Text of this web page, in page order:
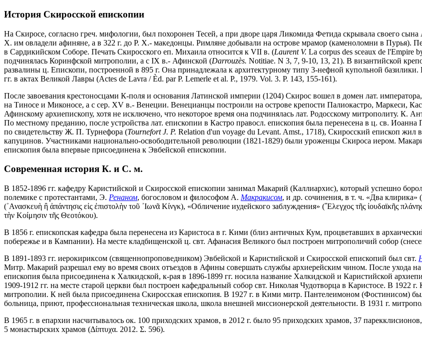
История Скиросской епископии
На Скиросе, согласно греч. мифологии, был похоронен Тесей, а при дворе царя Ликомида Фетида скрывала своего
Х. им овладели афиняне, а в 322 г. до Р. Х.- македонцы. Римляне добывали на острове мрамор (каменоломни в Пурья).
в Сардикийском Соборе. Печать Скиросского еп. Михаила относится к VII в. (Laurent V. La corpus des sceaux de l'Empire
подчинялась Коринфской митрополии, а с IX в.- Афинской (Darrouzès. Notitiae. N 3, 7, 9-10, 13, 21). В византийской
развалины ц. Епископи, построенной в 895 г. Она принадлежала к архитектурному типу 3-нефной купольной
гг. в актах Великой Лавры (Actes de Lavra / Èd. par P. Lemerlе et al. P., 1979. Vol. 3. P. 143, 155-161).
После завоевания крестоносцами К-поля и основания Латинской империи (1204) Скирос вошел в домен лат.
на Тиносе и Миконосе, а с сер. XV в.- Венеции. Венецианцы построили на острове крепости Палиокастро, Маркеси,
Афинскому архиепископу, хотя не исключено, что некоторое время она подчинялась лат. Родосскому митрополиту. К.
По местному преданию, после устройства лат. епископии в Кастро правосл. епископия была перенесена в ц. св.
по свидетельству Ж. П. Турнефора (Tournefort J. P. Relation d'un voyage du Levant. Amst., 1718), Скиросский епископ
капуцинов. Участниками национально-освободительной революции (1821-1829) были уроженцы Скироса иером.
епископия была впервые присоединена к Эвбейской епископии.
Современная история К. и С. м.
В 1852-1896 гг. кафедру Каристийской и Скиросской епископии занимал Макарий (Каллиархис), который успешно
полемике с протестантами, Э. Ренаном, богословом и философом А. Макракисом, и др. сочинения, в т. ч. «Два
(᾿Ανασκευὴ ἢ ἀπάντησις εἰς ἐπιστολὴν τοῦ ᾿Ιωνᾶ Κίνγκ), «Обличение иудейского заблуждения» (῎Ελεγχος τῆς ἰουδαϊκῆς
τὴν Κοίμησιν τῆς Θεοτόκου).
В 1856 г. епископская кафедра была перенесена из Каристоса в г. Кими (близ античных Кум, процветавших в
побережье и в Кампании). На месте кладбищенской ц. свт. Афанасия Великого был построен митрополичий собор
В 1891-1893 гг. иерокириксом (священнопроповедником) Эвбейской и Каристийской и Скиросской епископий был свт.
Митр. Макарий разрешал ему во время своих отъездов в Афины совершать службы архиерейским чином. После ухода
епископия была присоединена к Халкидской, к-рая в 1896-1899 гг. носила название Халкидской и Каристийской
1909-1912 гг. на месте старой церкви был построен кафедральный собор свт. Николая Чудотворца в Каристосе. В 1922
митрополии. К ней была присоединена Скиросская епископия. В 1927 г. в Кими митр. Пантелеимоном (Фостинисом)
больница, приют, профессиональная техническая школа, школа внешней миссионерской деятельности. В 1931 г.
В 1965 г. в епархии насчитывалось ок. 100 приходских храмов, в 2012 г. было 95 приходских храмов, 37
5 монастырских храмов (Δίπτυχα. 2012. Σ. 596).